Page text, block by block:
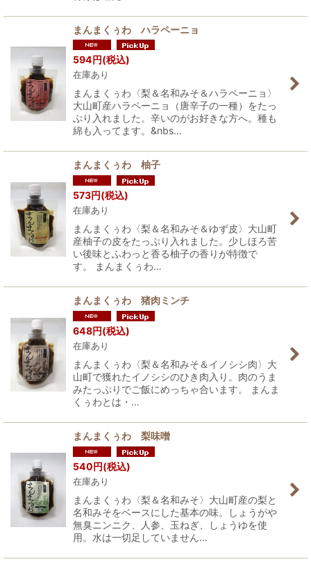
まんまくぅわ ハラペーニョ
594 円(税込)
在庫あり
まんまくぅわ〈梨＆名和みそ＆ハラペーニョ〉
大山町産ハラペーニョ（唐辛子の一種）をたっ
ぷり入れました。辛いのがお好きな方へ。種も
綿も入ってます。&nbs…
まんまくぅわ 柚子
573円(税込)
在庫あり
まんまくぅわ〈梨＆名和みそ＆ゆず皮〉大山町
産柚子の皮をたっぷり入れました。少しほろ苦
い後味とふわっと香る柚子の香りが特徴で
す。 まんまくぅわ…
まんまくぅわ 猪肉ミンチ
648円(税込)
在庫あり
まんまくぅわ〈梨＆名和みそ＆イノシシ肉〉大
山町で獲れたイノシシのひき肉入り。肉のうま
みたっぷりでご飯にめっちゃ合います。 まんま
くぅわとは・…
まんまくぅわ 梨味噌
540円(税込)
在庫あり
まんまくぅわ〈梨＆名和みそ〉大山町産の梨と
名和みそをベースにした基本の味。しょうがや
無臭ニンニク、人参、玉ねぎ、しょうゆを使
用。水は一切足していません…